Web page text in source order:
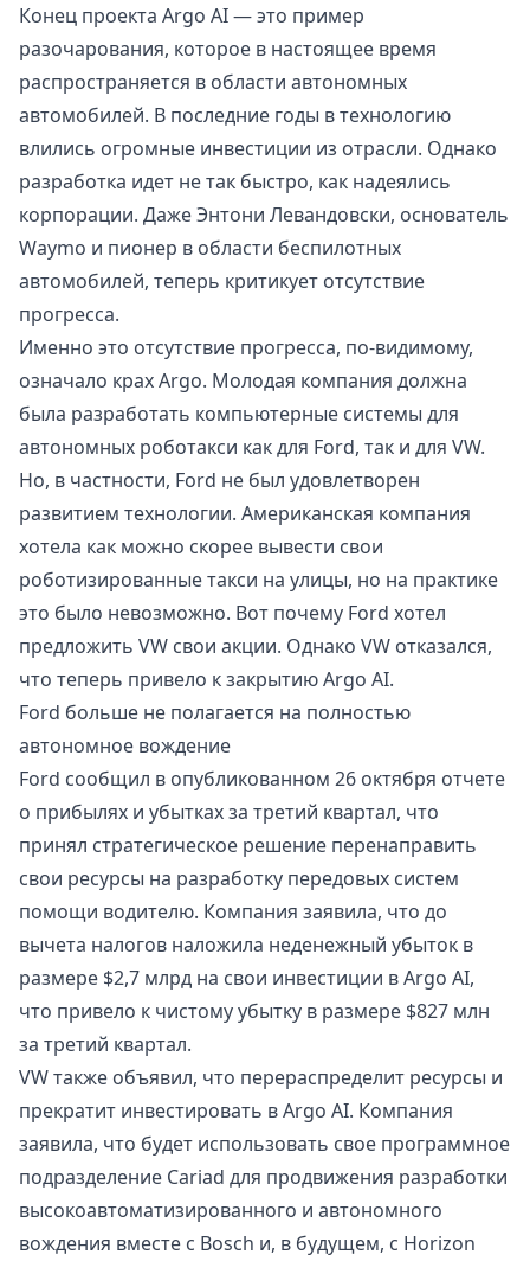
Конец проекта Argo AI — это пример
разочарования, которое в настоящее время
распространяется в области автономных
автомобилей. В последние годы в технологию
влились огромные инвестиции из отрасли. Однако
разработка идет не так быстро, как надеялись
корпорации. Даже Энтони Левандовски, основатель
Waymo и пионер в области беспилотных
автомобилей, теперь критикует отсутствие
прогресса.
Именно это отсутствие прогресса, по-видимому,
означало крах Argo. Молодая компания должна
была разработать компьютерные системы для
автономных роботакси как для Ford, так и для VW.
Но, в частности, Ford не был удовлетворен
развитием технологии. Американская компания
хотела как можно скорее вывести свои
роботизированные такси на улицы, но на практике
это было невозможно. Вот почему Ford хотел
предложить VW свои акции. Однако VW отказался,
что теперь привело к закрытию Argo AI.
Ford больше не полагается на полностью
автономное вождение
Ford сообщил в опубликованном 26 октября отчете
о прибылях и убытках за третий квартал, что
принял стратегическое решение перенаправить
свои ресурсы на разработку передовых систем
помощи водителю. Компания заявила, что до
вычета налогов наложила неденежный убыток в
размере $2,7 млрд на свои инвестиции в Argo AI,
что привело к чистому убытку в размере $827 млн
за третий квартал.
VW также объявил, что перераспределит ресурсы и
прекратит инвестировать в Argo AI. Компания
заявила, что будет использовать свое программное
подразделение Cariad для продвижения разработки
высокоавтоматизированного и автономного
вождения вместе с Bosch и, в будущем, с Horizon